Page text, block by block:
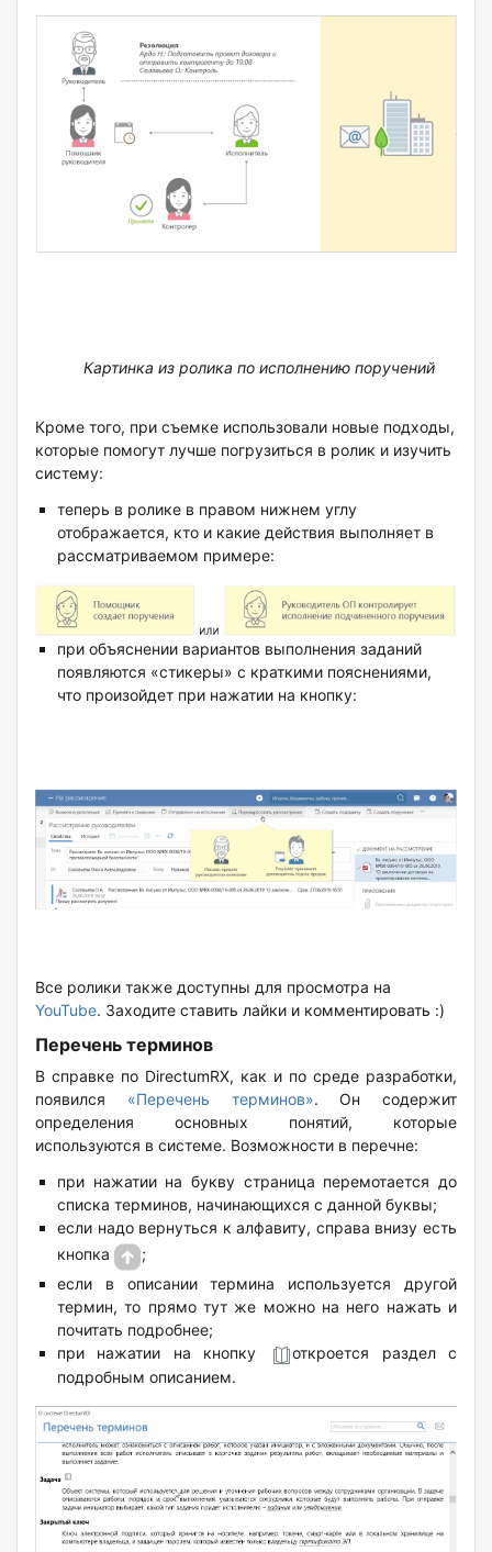
Картинка из ролика по исполнению поручений
Кроме того, при съемке использовали новые подходы,
которые помогут лучше погрузиться в ролик и изучить
систему:
теперь в ролике в правом нижнем углу
отображается, кто и какие действия выполняет в
рассматриваемом примере:
при объяснении вариантов выполнения заданий
появляются «стикеры» с краткими пояснениями,
что произойдет при нажатии на кнопку:
Все ролики также доступны для просмотра на
YouTube. Заходите ставить лайки и комментировать :)
Перечень терминов
В справке по DirectumRX, как и по среде разработки,
появился «Перечень терминов». Он содержит
определения основных понятий, которые
используются в системе. Возможности в перечне:
при нажатии на букву страница перемотается до
списка терминов, начинающихся с данной буквы;
если надо вернуться к алфавиту, справа внизу есть
кнопка
;
если в описании термина используется другой
термин, то прямо тут же можно на него нажать и
почитать подробнее;
при нажатии на кнопку
откроется раздел с
подробным описанием.